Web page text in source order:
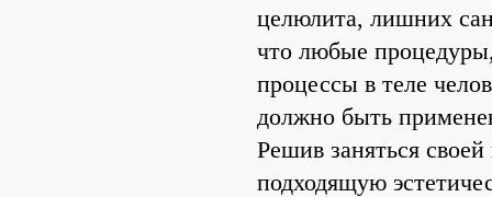
целюлита, лишних
что любые
процессы в теле
должно быть
Решив заняться
подходящую